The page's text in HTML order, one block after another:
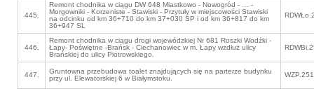
445.
Remont chodnika w ciągu DW 648 Miastkowo - Nowogród - … -
Morgowniki - Korzeniste - Stawiski - Przytuły w miejscowości Stawiski
na odcinku od km 36+710 do km 37+030 SP i od km 36+817 do km
36+947 SL
446.
Remont chodnika w ciągu drogi wojewódzkiej Nr 681 Roszki Wodźki -
Łapy- Poświętne -Brańsk - Ciechanowiec w m. Łapy wzdłuż ulicy
Brańskiej do ulicy Piotrowskiego.
447.
Gruntowna przebudowa toalet znajdujących się na parterze budynku
przy ul. Elewatorskiej 6 w Białymstoku.